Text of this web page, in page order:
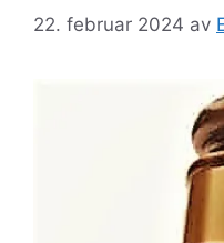
22. februar 2024 av